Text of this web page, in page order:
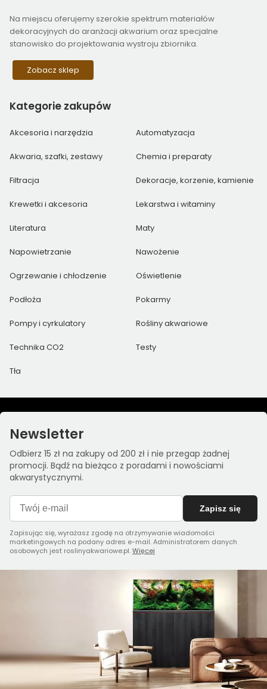
Na miejscu oferujemy szerokie spektrum materiałów
dekoracyjnych do aranżacji akwarium oraz specjalne
stanowisko do projektowania wystroju zbiornika.
Zobacz sklep
Kategorie zakupów
Akcesoria i narzędzia Automatyzacja
Akwaria, szafki, zestawy Chemia i preparaty
Filtracja Dekoracje, korzenie, kamienie
Krewetki i akcesoria Lekarstwa i witaminy
Literatura Maty
Napowietrzanie Nawożenie
Ogrzewanie i chłodzenie Oświetlenie
Podłoża Pokarmy
Pompy i cyrkulatory Rośliny akwariowe
Technika CO2 Testy
Tła
Newsletter
Odbierz 15 zł na zakupy od 200 zł i nie przegap żadnej
promocji. Bądź na bieżąco z poradami i nowościami
akwarystycznymi.
Zapisz się
Zapisując się, wyrażasz zgodę na otrzymywanie wiadomości
marketingowych na podany adres e-mail. Administratorem danych
osobowych jest roslinyakwariowe.pl.Więcej